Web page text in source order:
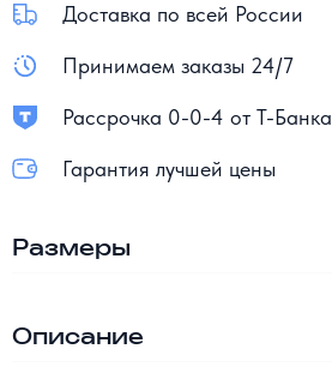
Доставка по всей России
Принимаем заказы 24/7
Рассрочка 0-0-4 от Т-Банка
Гарантия лучшей цены
Размеры
Описание